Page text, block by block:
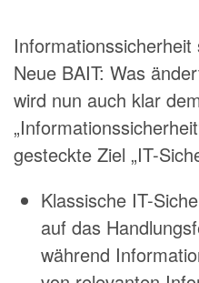
Neue BAIT: Was
wird nun auch klar
gesteckte Ziel „IT-
Klassische IT-
auf das
während